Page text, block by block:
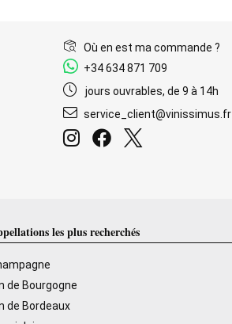
Où en est ma commande ?
+34 634 871 709
jours ouvrables, de 9 à 14h
service_client@vinissimus.fr
les plus recherchés
de Bourgogne
de Bordeaux